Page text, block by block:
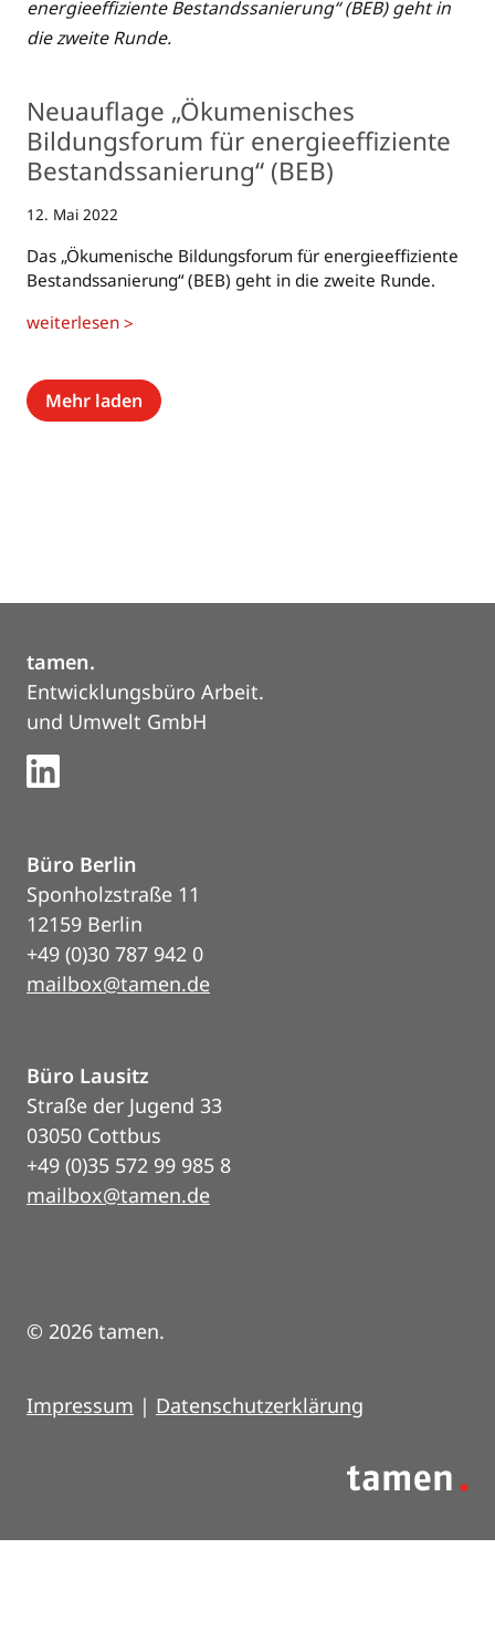
energieeffiziente Bestandssanierung“ (BEB) geht in
die zweite Runde.
Neuauflage „Ökumenisches
Bildungsforum für energie­effiziente
Bestands­sanierung“ (BEB)
12. Mai 2022
Das „Ökumenische Bildungsforum für energieeffiziente
Bestandssanierung“ (BEB) geht in die zweite Runde.
weiterlesen >
Mehr laden
tamen.
Entwicklungsbüro Arbeit.
und Umwelt GmbH
Büro Berlin
Sponholzstraße 11
12159 Berlin
+49 (0)30 787 942 0
mailbox@tamen.de
Büro Lausitz
Straße der Jugend 33
03050 Cottbus
+49 (0)35 572 99 985 8
mailbox@tamen.de
© 2026 tamen.
Impressum | Datenschutzerklärung